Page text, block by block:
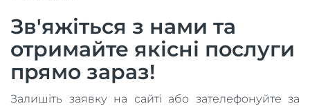
Зв'яжіться з нами та
отримайте якісні послуги
прямо зараз!
Залишіть заявку на сайті або зателефонуйте за